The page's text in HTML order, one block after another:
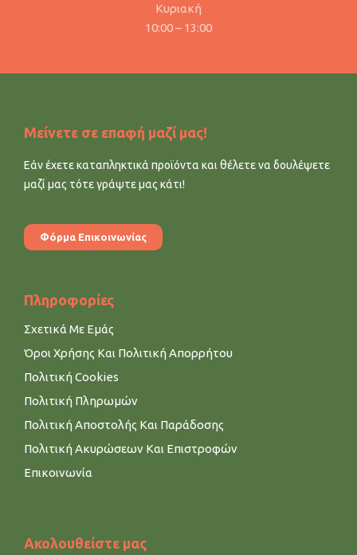
Κυριακή
10:00 – 13:00
Μείνετε σε επαφή μαζί μας!
Εάν έχετε καταπληκτικά προϊόντα και θέλετε να δουλέψετε
μαζί μας τότε γράψτε μας κάτι!
Φόρμα Επικοινωνίας
Πληροφορίες
Σχετικά Με Εμάς
Όροι Χρήσης Και Πολιτική Απορρήτου
Πολιτική Cookies
Πολιτική Πληρωμών
Πολιτική Αποστολής Και Παράδοσης
Πολιτική Ακυρώσεων Και Επιστροφών
Επικοινωνία
Ακολουθείστε μας